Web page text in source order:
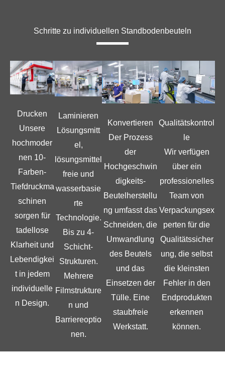
Schritte zu individuellen Standbodenbeuteln
Drucken
Unsere
hochmoder
nen 10-
Farben-
Tiefdruckma
schinen
sorgen für
tadellose
Klarheit und
Lebendigkei
t in jedem
individuelle
n Design.
Laminieren
Lösungsmitt
el,
lösungsmittel
freie und
wasserbasie
rte
Technologie.
Bis zu 4-
Schicht-
Strukturen.
Mehrere
Filmstrukture
n und
Barriereoptio
nen.
Konvertieren
Der Prozess
der
Hochgeschwin
digkeits-
Beutelherstellu
ng umfasst das
Schneiden, die
Umwandlung
des Beutels
und das
Einsetzen der
Tülle. Eine
staubfreie
Werkstatt.
Qualitätskontrol
le
Wir verfügen
über ein
professionelles
Team von
Verpackungsex
perten für die
Qualitätssicher
ung, die selbst
die kleinsten
Fehler in den
Endprodukten
erkennen
können.